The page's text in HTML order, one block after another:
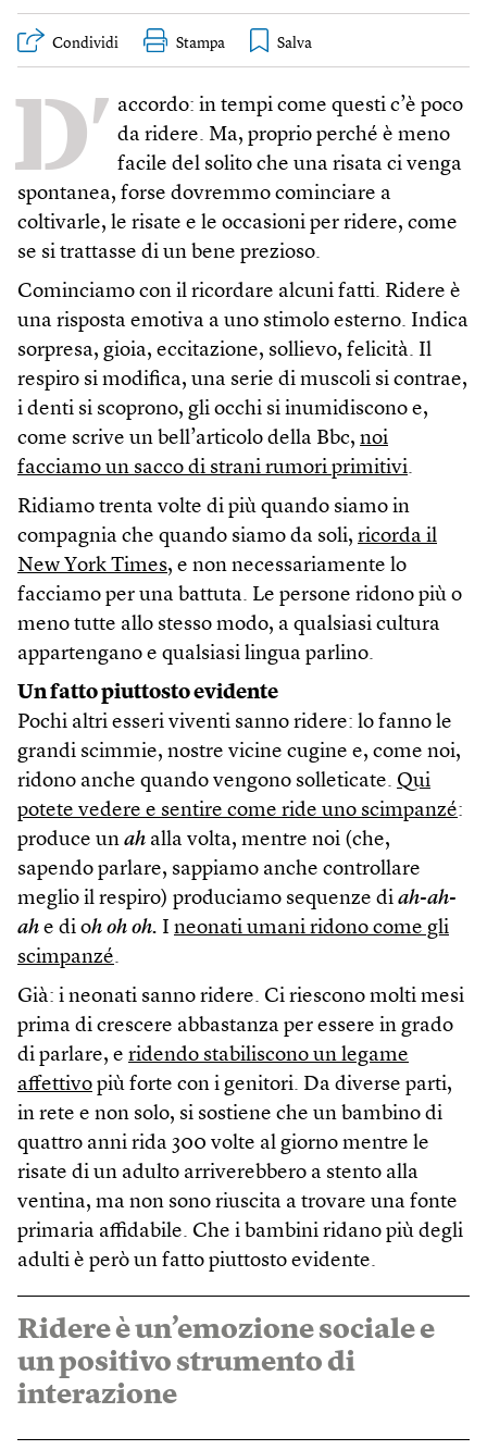
Condividi Stampa
D’ accordo: in tempi come questi c’è poco
da ridere. Ma, proprio perché è meno
facile del solito che una risata ci venga
spontanea, forse dovremmo cominciare a
coltivarle, le risate e le occasioni per ridere, come
se si trattasse di un bene prezioso.
Cominciamo con il ricordare alcuni fatti. Ridere è
una risposta emotiva a uno stimolo esterno. Indica
sorpresa, gioia, eccitazione, sollievo, felicità. Il
respiro si modifica, una serie di muscoli si contrae,
i denti si scoprono, gli occhi si inumidiscono e,
come scrive un bell’articolo della Bbc, noi
facciamo un sacco di strani rumori primitivi.
Ridiamo trenta volte di più quando siamo in
compagnia che quando siamo da soli, ricorda il
New York Times, e non necessariamente lo
facciamo per una battuta. Le persone ridono più o
meno tutte allo stesso modo, a qualsiasi cultura
appartengano e qualsiasi lingua parlino.
Un fatto piuttosto evidente
Pochi altri esseri viventi sanno ridere: lo fanno le
grandi scimmie, nostre vicine cugine e, come noi,
ridono anche quando vengono solleticate. Qui
potete vedere e sentire come ride uno scimpanzé:
produce un ah alla volta, mentre noi (che,
sapendo parlare, sappiamo anche controllare
meglio il respiro) produciamo sequenze di ah-ah-
ah e di oh oh oh. I neonati umani ridono come gli
scimpanzé.
Già: i neonati sanno ridere. Ci riescono molti mesi
prima di crescere abbastanza per essere in grado
di parlare, e ridendo stabiliscono un legame
affettivo più forte con i genitori. Da diverse parti,
in rete e non solo, si sostiene che un bambino di
quattro anni rida 300 volte al giorno mentre le
risate di un adulto arriverebbero a stento alla
ventina, ma non sono riuscita a trovare una fonte
primaria affidabile. Che i bambini ridano più degli
adulti è però un fatto piuttosto evidente.
Ridere è un’emozione sociale e
un positivo strumento di
interazione